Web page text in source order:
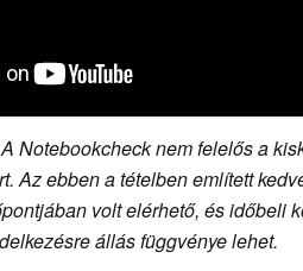
Notebookcheck nem felelős a
Az ebben a tételben említett
volt elérhető, és időbeli
állás függvénye lehet.